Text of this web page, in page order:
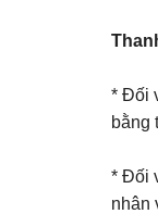
* Đối
bằng
* Đối
nhân